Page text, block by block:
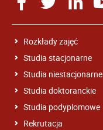
Rozkłady zajęć
Studia stacjonarne
Studia niestacjonarne
Studia doktoranckie
Studia podyplomowe
Rekrutacja